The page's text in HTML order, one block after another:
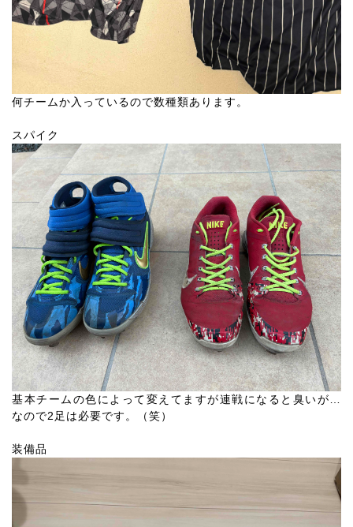
何チームか入っているので数種類あります。
スパイク
基本チームの色によって変えてますが連戦になると臭いが…
なので2足は必要です。（笑）
装備品